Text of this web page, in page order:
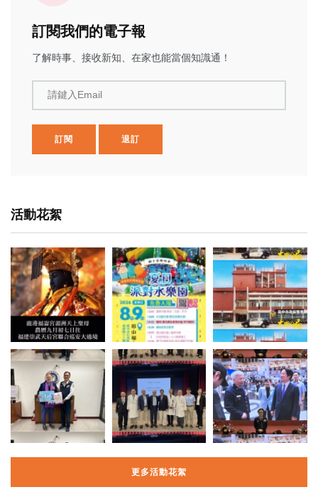
訂閱我們的電子報
了解時事、接收新知、在家也能當個知識通！
請鍵入Email
訂閱 退訂
活動花絮
更多活動花絮